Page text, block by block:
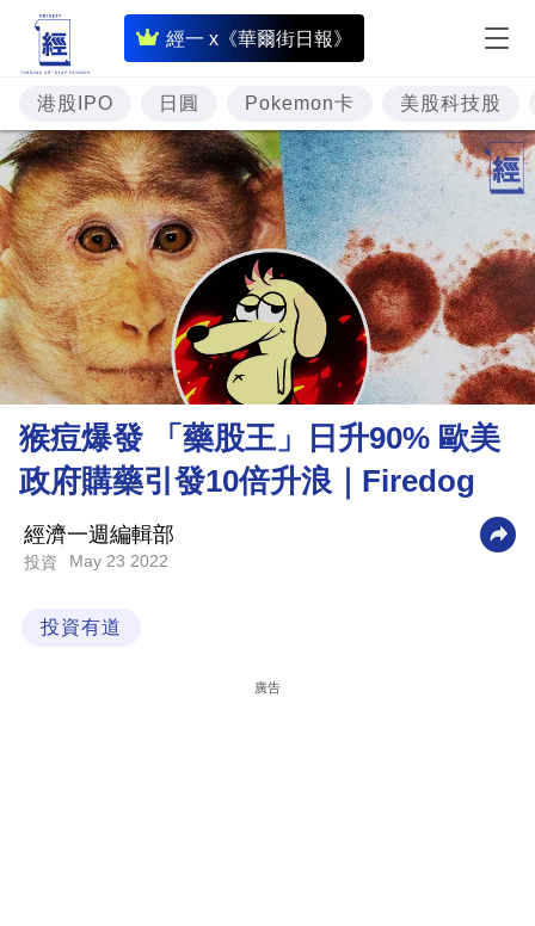
經一 x《華爾街日報》
即
時
財
經
專
題
投
資
樓
市
理
商
業
科
港股IPO 日圓 Pokemon卡 美股科技股
猴痘爆發 「藥股王」日升90% 歐美
政府購藥引發10倍升浪｜Firedog
經濟一週編輯部
投資 May 23 2022
投資有道
廣告